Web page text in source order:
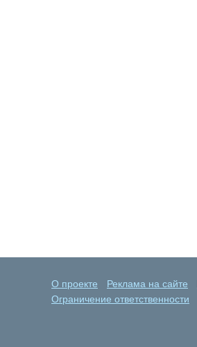
О проекте Реклама на сайте
Ограничение ответственности